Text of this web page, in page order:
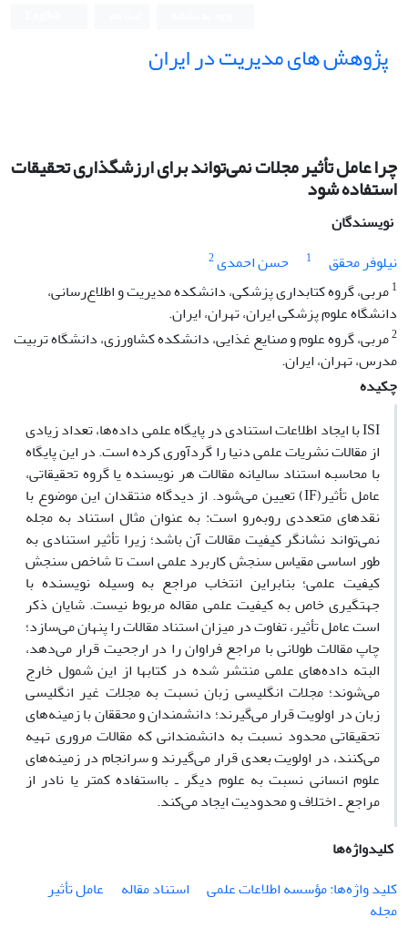
پژوهش های مدیریت در ایران
چرا عامل تأثیر مجلات نمی‌تواند برای ارزشگذاری تحقیقات
استفاده شود
نویسندگان
نیلوفر محقق
1 حسن احمدی2
1مربی، گروه کتابداری پزشکی، دانشکده مدیریت و اطلاع‌رسانی،
دانشگاه علوم پزشکی ایران، تهران، ایران.
2مربی، گروه علوم و صنایع غذایی، دانشکده کشاورزی، دانشگاه تربیت
مدرس، تهران، ایران.
چکیده
ISI با ایجاد اطلاعات استنادی در پایگاه علمی داده‌ها، تعداد زیادی
از مقالات نشریات علمی دنیا را گردآوری کرده است. در این پایگاه
با محاسبه استناد سالیانه مقالات هر نویسنده یا گروه تحقیقاتی،
عامل تأثیر(IF) تعیین می‌شود. از دیدگاه منتقدان این موضوع با
نقدهای متعددی روبه‌رو است: به عنوان مثال استناد به مجله
نمی‌تواند نشانگر کیفیت مقالات آن باشد؛ زیرا تأثیر استنادی به
طور اساسی مقیاس سنجش کاربرد علمی است تا شاخص سنجش
کیفیت علمی؛ بنابراین انتخاب مراجع به وسیله نویسنده با
جهتگیری خاص به کیفیت علمی مقاله مربوط نیست. شایان ذکر
است عامل تأثیر، تفاوت در میزان استناد مقالات را پنهان می‌سازد؛
چاپ مقالات طولانی با مراجع فراوان را در ارجحیت قرار می‌دهد،
البته داده‌های علمی منتشر شده در کتابها از این شمول خارج
می‌شوند؛ مجلات انگلیسی زبان نسبت به مجلات غیر انگلیسی
زبان در اولویت قرار می‌گیرند؛ دانشمندان و محققان با زمینه‌های
تحقیقاتی محدود نسبت به دانشمندانی که مقالات مروری تهیه
می‌کنند، در اولویت بعدی قرار می‌گیرند و سرانجام در زمینه‌های
علوم انسانی نسبت به علوم دیگر ـ بااستفاده کمتر یا نادر از
مراجع ـ اختلاف و محدودیت ایجاد می‌کند.
کلیدواژه‌ها
کلید واژه‌ها: مؤسسه اطلاعات علمی
استناد مقاله
عامل تأثیر
مجله